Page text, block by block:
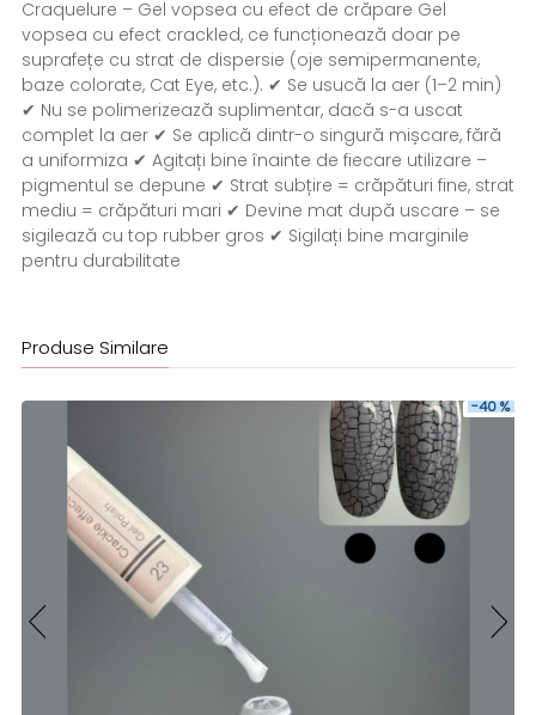
Craquelure – Gel vopsea cu efect de crăpare Gel
vopsea cu efect crackled, ce funcționează doar pe
suprafețe cu strat de dispersie (oje semipermanente,
baze colorate, Cat Eye, etc.). ✔ Se usucă la aer (1–2 min)
✔ Nu se polimerizează suplimentar, dacă s-a uscat
complet la aer ✔ Se aplică dintr-o singură mișcare, fără
a uniformiza ✔ Agitați bine înainte de fiecare utilizare –
pigmentul se depune ✔ Strat subțire = crăpături fine, strat
mediu = crăpături mari ✔ Devine mat după uscare – se
sigilează cu top rubber gros ✔ Sigilați bine marginile
pentru durabilitate
Produse Similare
-40 %